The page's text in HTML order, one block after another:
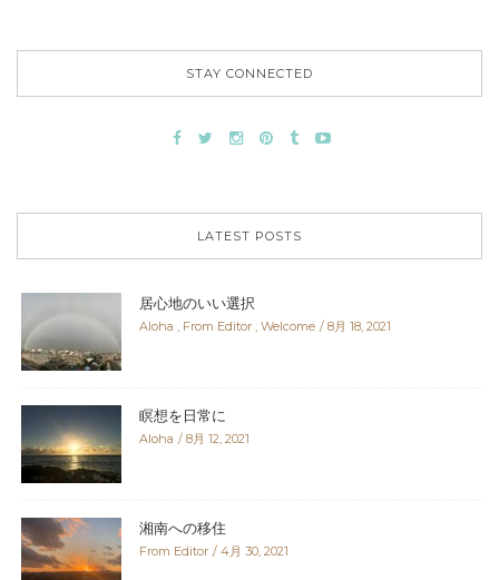
STAY CONNECTED
LATEST POSTS
居心地のいい選択
Aloha From Editor ,Welcome 8月 18, 2021
瞑想を日常に
Aloha 8月 12, 2021
湘南への移住
From Editor 4月 30, 2021